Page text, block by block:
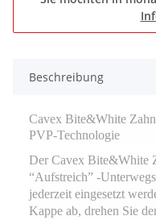
Beschreibung
Cavex Bite&White
PVP-Technologie
Der Cavex Bite&White
“Aufstreich” -
jederzeit eingesetzt
Kappe ab, drehen Sie